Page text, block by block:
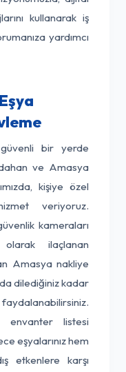
kullanarak iş
yardımcı
güvenli bir yerde
ve Amasya
kişiye özel
veriyoruz.
kameraları
ilaçlanan
Amasya nakliye
dilediğiniz kadar
envanter listesi
eşyalarınız hem
etkenlere karşı